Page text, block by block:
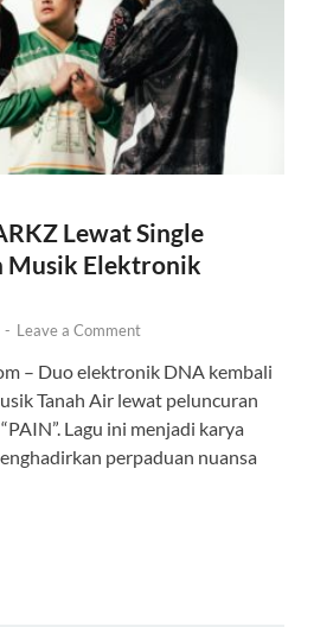
Lewat Single
Musik Elektronik
- Leave a Comment
– Duo elektronik DNA kembali
Tanah Air lewat peluncuran
Lagu ini menjadi karya
perpaduan nuansa